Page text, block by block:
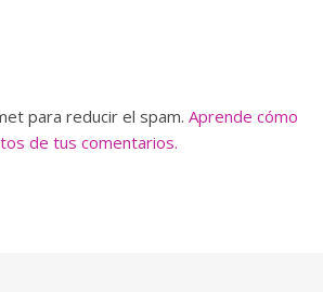
para reducir el spam. Aprende cómo
de tus comentarios.